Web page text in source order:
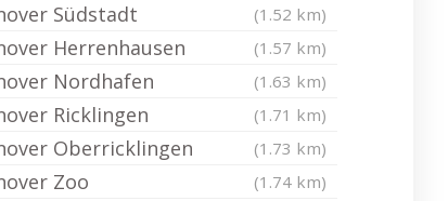
Südstadt (1.52 km)
Herrenhausen (1.57 km)
Nordhafen (1.63 km)
Ricklingen (1.71 km)
Oberricklingen (1.73 km)
Zoo (1.74 km)